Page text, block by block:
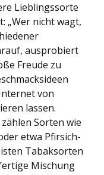
Lieblingssorte
„Wer nicht wagt,
ausprobiert
Freude zu
von
lassen.
Sorten wie
etwa Pfirsich-
Tabaksorten
Mischung